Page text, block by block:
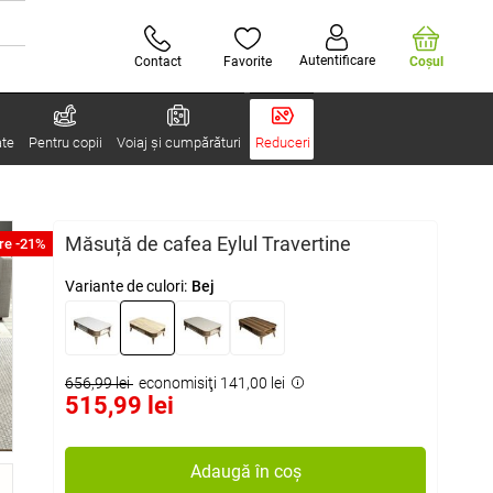
Contact Favorite Autentificare Coşul
Pentru copii Voiaj și cumpărături Reduceri
-21% Măsuță de cafea Eylul Travertine
Variante de culori: Bej
656,99 lei economisiţi 141,00 lei
515,99 lei
Adaugă în coș